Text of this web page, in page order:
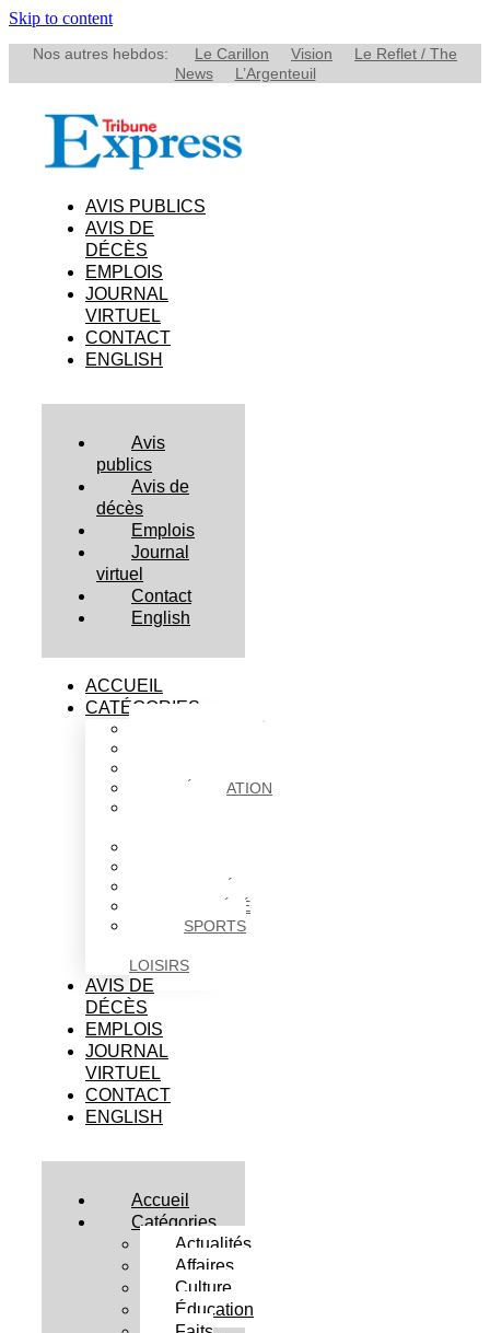
Skip to content
Nos autres hebdos: Le Carillon Vision
Le Reflet / The
News
L’Argenteuil
AVIS PUBLICS
AVIS DE
DÉCÈS
EMPLOIS
JOURNAL
VIRTUEL
CONTACT
ENGLISH
Avis
publics
Avis de
décès
Emplois
Journal
virtuel
Contact
English
ACCUEIL
CATÉGORIES
ÉDUCATION
SOCIÉTÉ
SPORTS
LOISIRS
AVIS DE
DÉCÈS
EMPLOIS
JOURNAL
VIRTUEL
CONTACT
ENGLISH
Accueil
Catégories
Actualités
Affaires
Culture
Éducation